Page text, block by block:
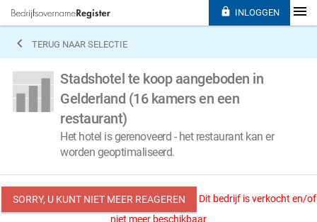
 TERUG NAAR SELECTIE
Stadshotel te koop aangeboden in
Gelderland (16 kamers en een
restaurant)
Het hotel is gerenoveerd - het restaurant kan er
worden geoptimaliseerd.
SORRY, U KUNT NIET MEER REAGEREN
Dit bedrijf is verkocht en/of
niet meer beschikbaar
 INLOGGEN